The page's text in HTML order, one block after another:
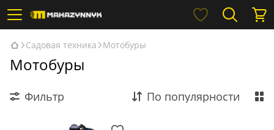
Садовая техника Мотобуры
Мотобуры
Фильтр По популярности